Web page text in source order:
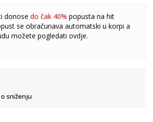
donose do čak 40% popusta na hit
se obračunava automatski u korpi a
možete pogledati ovdje.
sniženju